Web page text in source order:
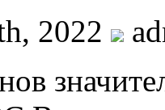
2022